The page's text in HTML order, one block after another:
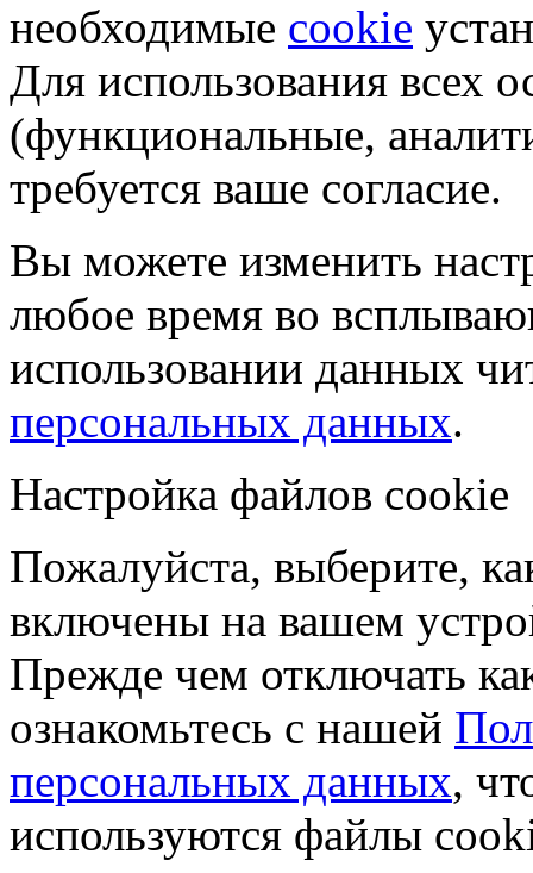
необходимые cookie
Для использования всех
(функциональные,
требуется ваше согласие.
Вы можете изменить
любое время во
использовании данных
персональных данных.
Настройка файлов cookie
Пожалуйста, выберите,
включены на вашем
Прежде чем отключать
ознакомьтесь с нашей
персональных данных,
используются файлы